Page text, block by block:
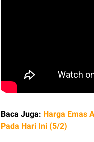
Baca Juga: Harga Emas
Pada Hari Ini (5/2)